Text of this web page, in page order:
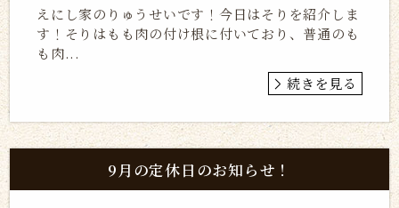
えにし家のりゅうせいです！今日はそりを紹介しま
す！そりはもも肉の付け根に付いており、普通のも
も肉...
続きを見る
9月の定休日のお知らせ！